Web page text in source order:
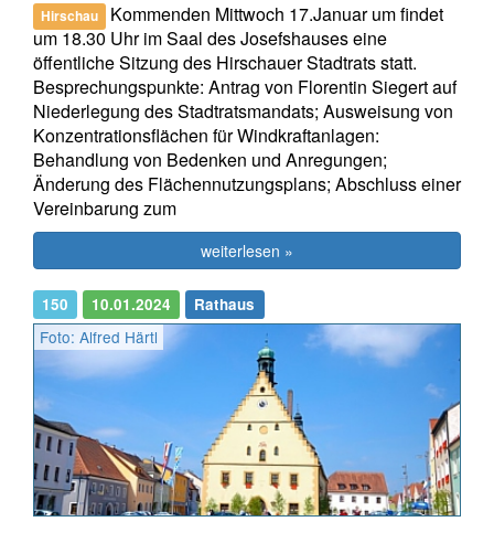
Hirschau
Kommenden Mittwoch 17.Januar um findet
um 18.30 Uhr im Saal des Josefshauses eine
öffentliche Sitzung des Hirschauer Stadtrats statt.
Besprechungspunkte: Antrag von Florentin Siegert auf
Niederlegung des Stadtratsmandats; Ausweisung von
Konzentrationsflächen für Windkraftanlagen:
Behandlung von Bedenken und Anregungen;
Änderung des Flächennutzungsplans; Abschluss einer
Vereinbarung zum
weiterlesen »
150 10.01.2024 Rathaus
Foto: Alfred Härtl